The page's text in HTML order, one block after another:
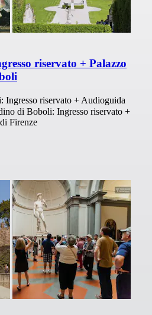
riservato + Palazzo
riservato + Audioguida
di Boboli: Ingresso riservato +
Firenze